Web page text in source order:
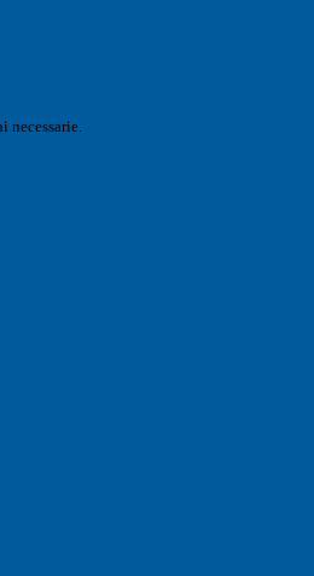
necessarie.